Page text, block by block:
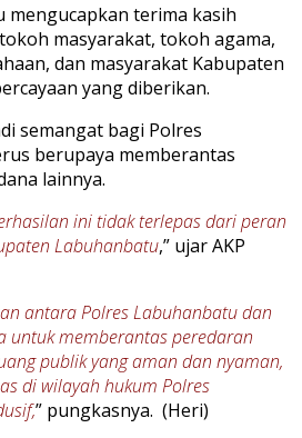
mengucapkan terima kasih
masyarakat, tokoh agama,
dan masyarakat Kabupaten
yang diberikan.
semangat bagi Polres
berupaya memberantas
lainnya.
ini tidak terlepas dari peran
Labuhanbatu,” ujar AKP
antara Polres Labuhanbatu dan
untuk memberantas peredaran
publik yang aman dan nyaman,
di wilayah hukum Polres
” pungkasnya. (Heri)